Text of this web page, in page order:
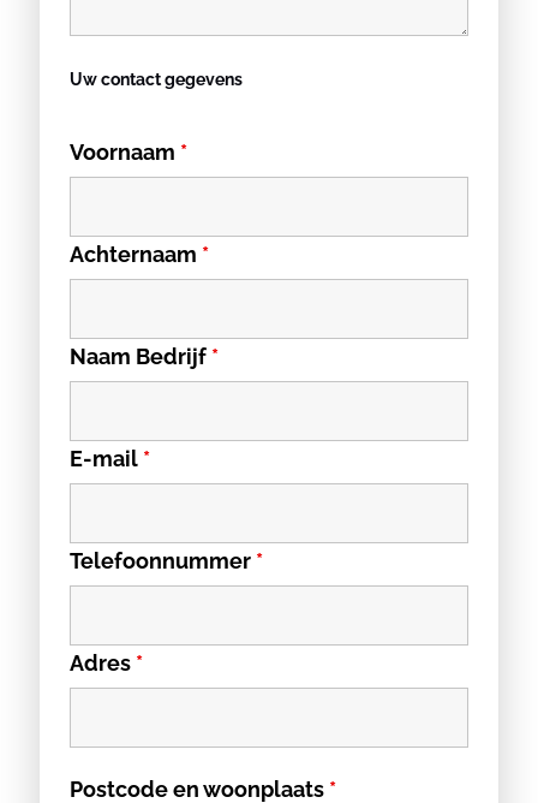
Uw contact gegevens
Voornaam *
Achternaam *
Naam Bedrijf *
E-mail *
Telefoonnummer *
Adres *
Postcode en woonplaats *